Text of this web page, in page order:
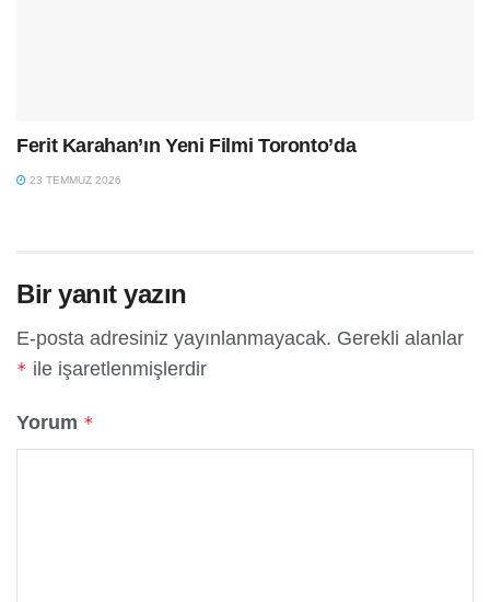
Ferit Karahan’ın Yeni Filmi Toronto’da
23 TEMMUZ 2026
Bir yanıt yazın
E-posta adresiniz yayınlanmayacak. Gerekli alanlar
* ile işaretlenmişlerdir
Yorum *